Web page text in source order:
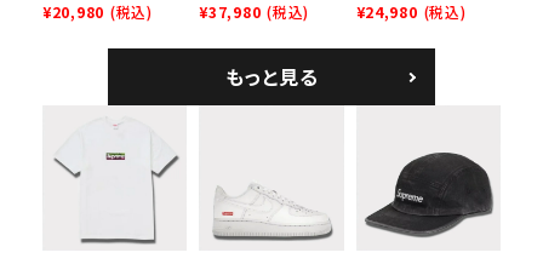
Tee スカル Tシャ
¥20,980 (税込)
Shoulder Bag デニ
¥37,980 (税込)
Tweed Camp Cap
¥24,980 (税込)
もっと見る